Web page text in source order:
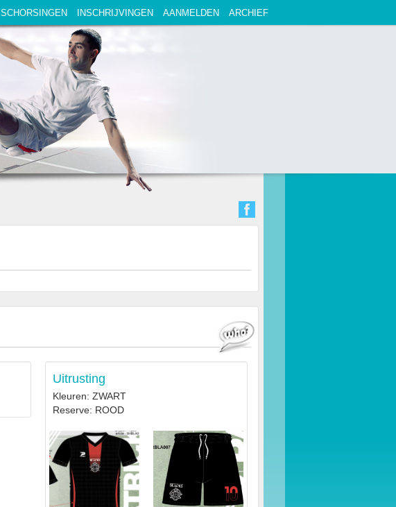
SCHORSINGEN INSCHRIJVINGEN AANMELDEN ARCHIEF
Uitrusting
Kleuren: ZWART
Reserve: ROOD